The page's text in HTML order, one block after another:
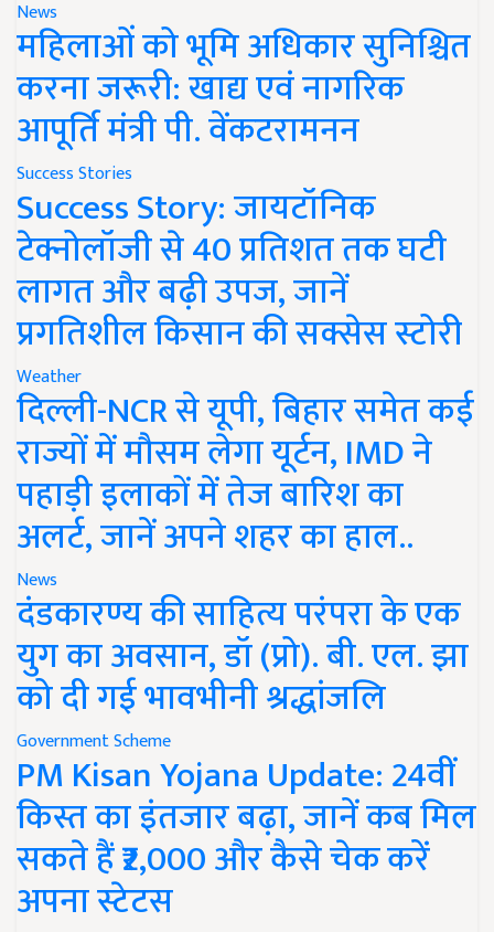
News
महिलाओं को भूमि अधिकार सुनिश्चित
करना जरूरी: खाद्य एवं नागरिक
आपूर्ति मंत्री पी. वेंकटरामनन
Success Stories
Success Story: जायटॉनिक
टेक्नोलॉजी से 40 प्रतिशत तक घटी
लागत और बढ़ी उपज, जानें
प्रगतिशील किसान की सक्सेस स्टोरी
Weather
दिल्ली-NCR से यूपी, बिहार समेत कई
राज्यों में मौसम लेगा यूर्टन, IMD ने
पहाड़ी इलाकों में तेज बारिश का
अलर्ट, जानें अपने शहर का हाल..
News
दंडकारण्य की साहित्य परंपरा के एक
युग का अवसान, डॉ (प्रो). बी. एल. झा
को दी गई भावभीनी श्रद्धांजलि
Government Scheme
PM Kisan Yojana Update: 24वीं
किस्त का इंतजार बढ़ा, जानें कब मिल
सकते हैं ₹2,000 और कैसे चेक करें
अपना स्टेटस